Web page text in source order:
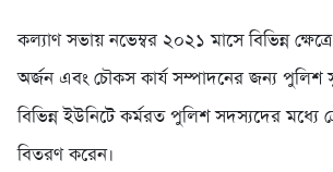
কল্যাণ সভায় নভেম্বর ২০২১ মাসে বিভিন্ন
অর্জন এবং চৌকস কার্য সম্পাদনের জন্য পুলিশ
বিভিন্ন ইউনিটে কর্মরত পুলিশ সদস্যদের মধ্যে
বিতরণ করেন।